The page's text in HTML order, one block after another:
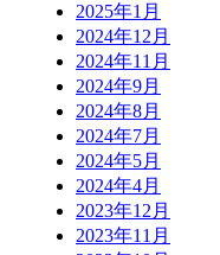
2025年1月
2024年12月
2024年11月
2024年9月
2024年8月
2024年7月
2024年5月
2024年4月
2023年12月
2023年11月